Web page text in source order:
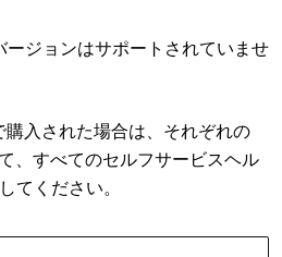
ージョンはサポートされていませ
入された場合は、それぞれの
、すべてのセルフサービスヘル
てください。